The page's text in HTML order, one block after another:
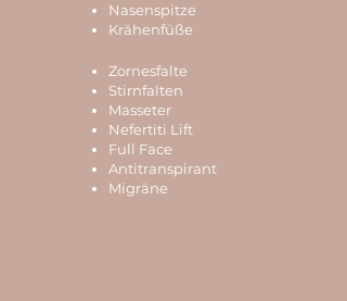
Nasenspitze
Krähenfüße
Zornesfalte
Stirnfalten
Masseter
Nefertiti Lift
Full Face
Antitranspirant
Migräne